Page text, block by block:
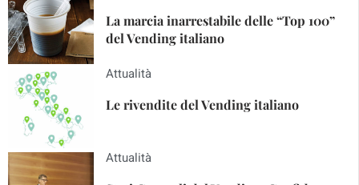
La marcia inarrestabile delle “Top 100”
del Vending italiano
Attualità
Le rivendite del Vending italiano
Attualità